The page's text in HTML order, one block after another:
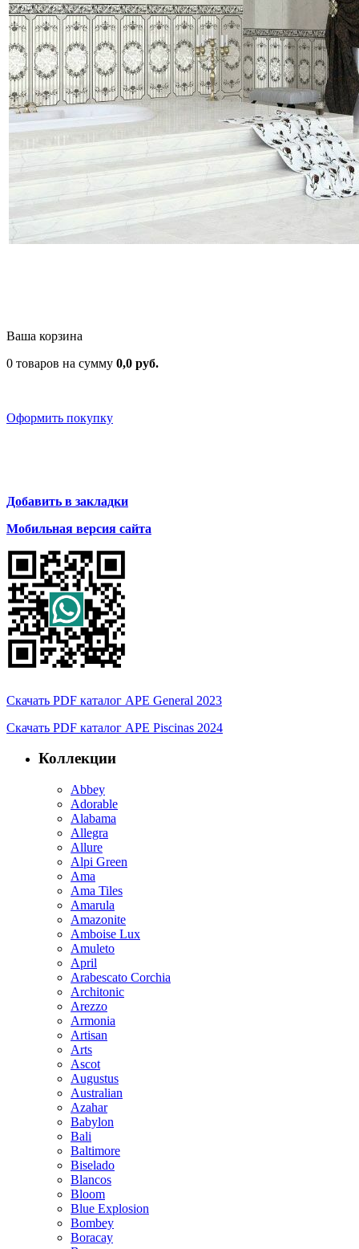
Ваша корзина
0 товаров на сумму 0,0 руб.
Оформить покупку
Добавить в закладки
Мобильная версия сайта
Скачать PDF каталог APE General 2023
Скачать PDF каталог APE Piscinas 2024
Коллекции
Abbey
Adorable
Alabama
Allegra
Allure
Alpi Green
Ama
Ama Tiles
Amarula
Amazonite
Amboise Lux
Amuleto
April
Arabescato Corchia
Architonic
Arezzo
Armonia
Artisan
Arts
Ascot
Augustus
Australian
Azahar
Babylon
Bali
Baltimore
Biselado
Blancos
Bloom
Blue Explosion
Bombey
Boracay